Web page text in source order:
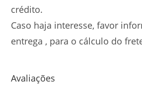
crédito.
Caso haja interesse, favor
entrega , para o cálculo do
Avaliações